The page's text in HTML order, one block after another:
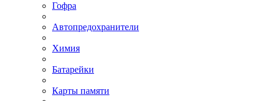
Гофра
Автопредохранители
Химия
Батарейки
Карты памяти